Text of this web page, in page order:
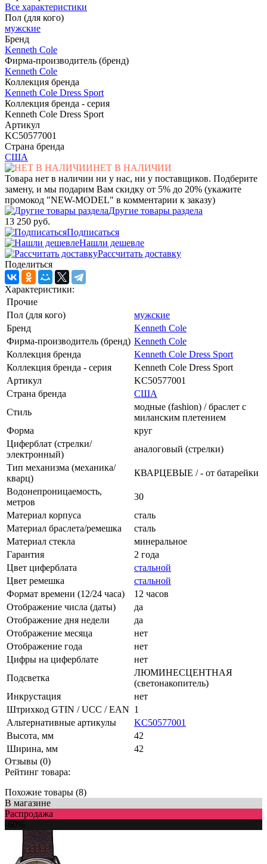
Все характеристики
Пол (для кого)
мужские
Бренд
Kenneth Cole
Фирма-производитель (бренд)
Kenneth Cole
Коллекция бренда
Kenneth Cole Dress Sport
Коллекция бренда - серия
Kenneth Cole Dress Sport
Артикул
KC50577001
Страна бренда
США
НЕТ В НАЛИЧИИ
Товара нет в наличии ни у нас, ни у поставщиков. Подберите
замену, и мы подарим Вам скидку от 5% до 20% (укажите
промокод "NEW-MODEL" в комментарии к заказу)
Другие товары раздела
13 250 руб.
Подписаться
Нашли дешевле
Рассчитать доставку
Поделиться
Характеристики:
Прочие
Пол (для кого)
мужские
Бренд
Kenneth Cole
Фирма-производитель (бренд) Kenneth Cole
Коллекция бренда
Kenneth Cole Dress Sport
Коллекция бренда - серия
Kenneth Cole Dress Sport
Артикул
KC50577001
Страна бренда
США
Стиль
модные (fashion) / браслет с
миланским плетением
Форма
круг
Циферблат (стрелки/
электронный)
аналоговый (стрелки)
Тип механизма (механика/
кварц)
КВАРЦЕВЫЕ / - от батарейки
Водонепроницаемость,
метров
30
Материал корпуса
сталь
Материал браслета/ремешка
сталь
Материал стекла
минеральное
Гарантия
2 года
Цвет циферблата
стальной
Цвет ремешка
стальной
Формат времени (12/24 часа)
12 часов
Отображение числа (даты)
да
Отображение дня недели
да
Отображение месяца
нет
Отображение года
нет
Цифры на циферблате
нет
Подсветка
ЛЮМИНЕСЦЕНТНАЯ
(светонакопитель)
Инкрустация
нет
Штрихкод GTIN / UCC / EAN 1
Альтернативные артикулы
KC50577001
Высота, мм
42
Ширина, мм
42
Отзывы (0)
Рейтинг товара:
Похожие товары (8)
В магазине
Распродажа